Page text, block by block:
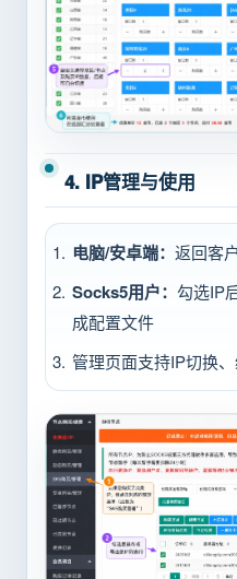
4. IP管理与使用
电脑/安卓端： 返回客
Socks5用户： 勾选IP
成配置文件
管理页面支持IP切换